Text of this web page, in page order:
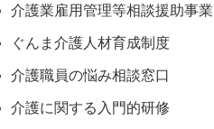
介護業雇用管理等相談援助事業
ぐんま介護人材育成制度
介護職員の悩み相談窓口
介護に関する入門的研修